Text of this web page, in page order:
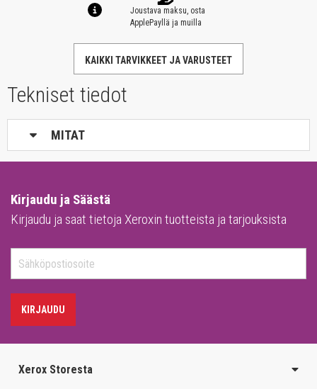
Joustava maksu, osta
ApplePayllä ja muilla
KAIKKI TARVIKKEET JA VARUSTEET
Tekniset tiedot
MITAT
Kirjaudu ja Säästä
Kirjaudu ja saat tietoja Xeroxin tuotteista ja tarjouksista
KIRJAUDU
Xerox Storesta